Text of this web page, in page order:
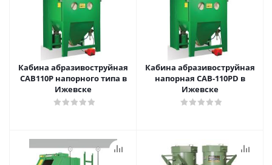
Кабина абразивоструйная
CAB110Р напорного типа в
Ижевске
Кабина абразивоструйная
напорная CAB-110PD в
Ижевске